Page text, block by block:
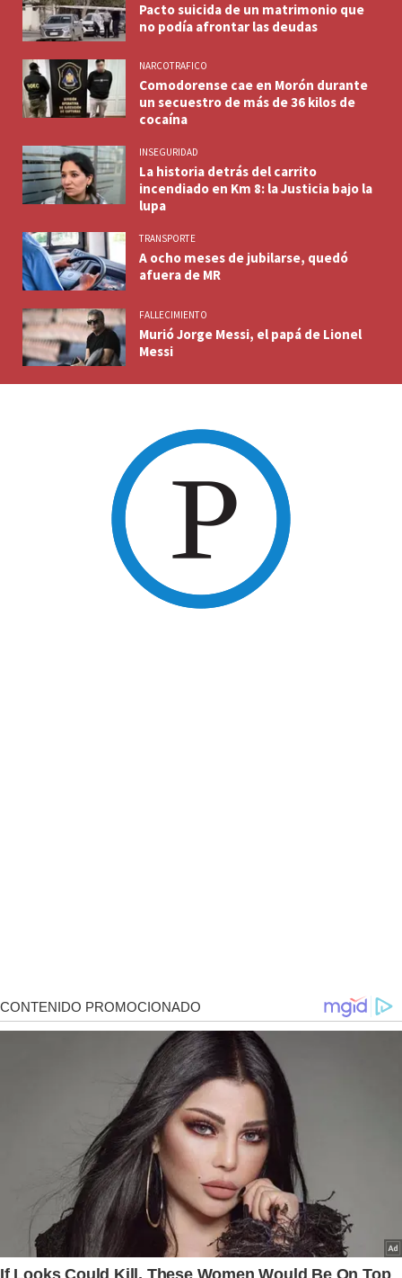
Pacto suicida de un matrimonio que
no podía afrontar las deudas
NARCOTRAFICO
Comodorense cae en Morón durante
un secuestro de más de 36 kilos de
cocaína
INSEGURIDAD
La historia detrás del carrito
incendiado en Km 8: la Justicia bajo la
lupa
TRANSPORTE
A ocho meses de jubilarse, quedó
afuera de MR
FALLECIMIENTO
Murió Jorge Messi, el papá de Lionel
Messi